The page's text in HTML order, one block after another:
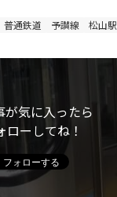
普通鉄道 予讃線 松山駅
が気に入ったら
ローしてね！